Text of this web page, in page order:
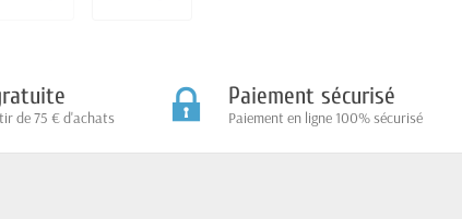
de 75 € d'achats
Paiement sécurisé
Paiement en ligne 100% sécurisé